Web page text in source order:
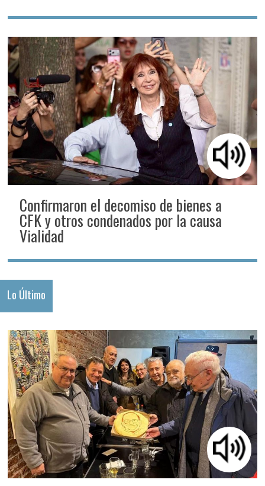
Confirmaron el decomiso de bienes a
CFK y otros condenados por la causa
Vialidad
Lo Último